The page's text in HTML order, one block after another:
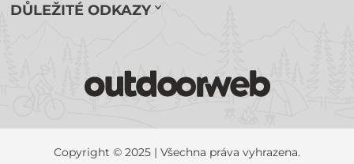
DŮLEŽITÉ ODKAZY
Copyright © 2025 | Všechna práva vyhrazena.